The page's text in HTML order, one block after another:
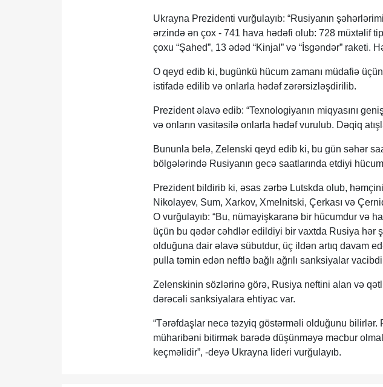
Ukrayna Prezidenti vurğulayıb: “Rusiyanın
ərzində ən çox - 741 hava hədəfi olub: 728 müxtəlif
çoxu “Şahed”, 13 ədəd “Kinjal” və “İsgəndər” raketi.
O qeyd edib ki, bugünkü hücum zamanı müdafiə
istifadə edilib və onlarla hədəf zərərsizləşdirilib.
Prezident əlavə edib: “Texnologiyanın miqyasını
və onların vasitəsilə onlarla hədəf vurulub. Dəqiq
Bununla belə, Zelenski qeyd edib ki, bu gün səhər
bölgələrində Rusiyanın gecə saatlarında etdiyi
Prezident bildirib ki, əsas zərbə Lutskda olub,
Nikolayev, Sum, Xarkov, Xmelnitski, Çerkası və
O vurğulayıb: “Bu, nümayişkaranə bir hücumdur və
üçün bu qədər cəhdlər edildiyi bir vaxtda Rusiya hər
olduğuna dair əlavə sübutdur, üç ildən artıq davam
pulla təmin edən neftlə bağlı ağrılı sanksiyalar
Zelenskinin sözlərinə görə, Rusiya neftini alan və
dərəcəli sanksiyalara ehtiyac var.
“Tərəfdaşlar necə təzyiq göstərməli olduğunu bilirlər.
müharibəni bitirmək barədə düşünməyə məcbur
keçməlidir”, -deyə Ukrayna lideri vurğulayıb.